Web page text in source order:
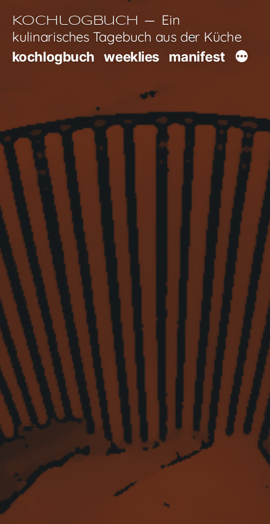
Inhalt
springen
Kochlogbuch
Ein
kulinarisches Tagebuch aus der Küche
kochlogbuch weeklies manifest